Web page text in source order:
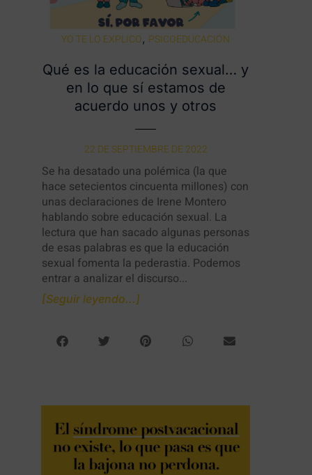
YO TE LO EXPLICO, PSICOEDUCACIÓN
Qué es la educación sexual… y
en lo que sí estamos de
acuerdo unos y otros
22 DE SEPTIEMBRE DE 2022
Se ha desatado una polémica (la que
hace setecientos cincuenta millones) con
unas declaraciones de Irene Montero
hablando sobre educación sexual. La
lectura que han sacado algunas personas
de esas palabras es que la educación
sexual fomenta la pederastia. Podemos
entrar a analizar el discurso...
[Seguir leyendo...]